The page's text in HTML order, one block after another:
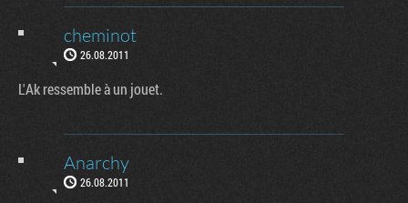
cheminot
26.08.2011
L'Ak ressemble à un jouet.
Anarchy
26.08.2011